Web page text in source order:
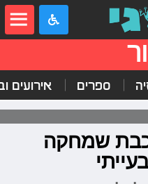
ספרים אירועים
שמחקה